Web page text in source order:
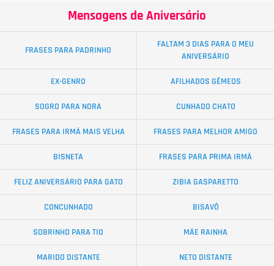
Mensagens de Aniversário
FRASES PARA PADRINHO
FALTAM 3 DIAS PARA O MEU
ANIVERSÁRIO
EX-GENRO AFILHADOS GÊMEOS
SOGRO PARA NORA CUNHADO CHATO
FRASES PARA IRMÃ MAIS VELHA FRASES PARA MELHOR AMIGO
BISNETA FRASES PARA PRIMA IRMÃ
FELIZ ANIVERSÁRIO PARA GATO ZIBIA GASPARETTO
CONCUNHADO BISAVÔ
SOBRINHO PARA TIO MÃE RAINHA
MARIDO DISTANTE NETO DISTANTE